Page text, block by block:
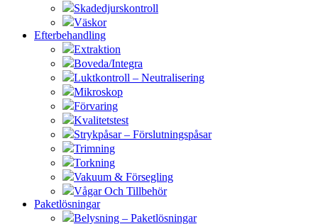
Skadedjurskontroll
Väskor
Efterbehandling
Extraktion
Boveda/Integra
Luktkontroll – Neutralisering
Mikroskop
Förvaring
Kvalitetstest
Strykpåsar – Förslutningspåsar
Trimning
Torkning
Vakuum & Försegling
Vågar Och Tillbehör
Paketlösningar
Belysning – Paketlösningar